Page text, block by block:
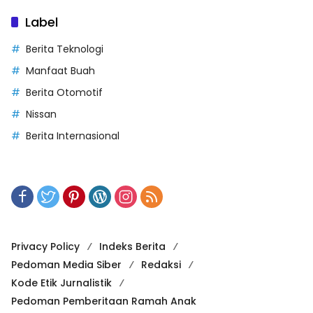
Label
Berita Teknologi
Manfaat Buah
Berita Otomotif
Nissan
Berita Internasional
Privacy Policy
Indeks Berita
Pedoman Media Siber
Redaksi
Kode Etik Jurnalistik
Pedoman Pemberitaan Ramah Anak